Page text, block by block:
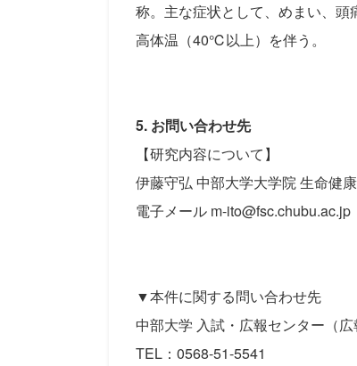
称。主な症状として、めまい、
高体温（40℃以上）を伴う。
5. お問い合わせ先
【研究内容について】
伊藤守弘 中部大学大学院 生命健
電子メール m-ito@fsc.chubu.ac.jp
▼本件に関する問い合わせ先
中部大学 入試・広報センター（広
TEL：0568-51-5541